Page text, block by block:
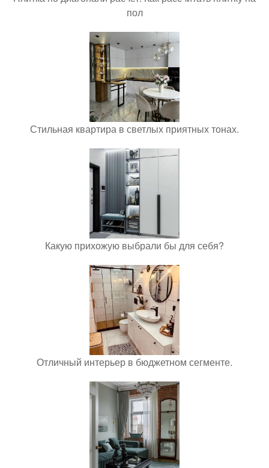
пол
Стильная квартира в светлых приятных тонах.
Какую прихожую выбрали бы для себя?
Отличный интерьер в бюджетном сегменте.